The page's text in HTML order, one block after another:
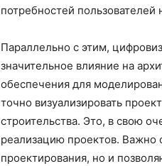
потребностей пользователей
Параллельно с этим,
значительное влияние на
обеспечения для
точно визуализировать
строительства. Это, в свою
реализацию проектов. Важно
проектирования, но и